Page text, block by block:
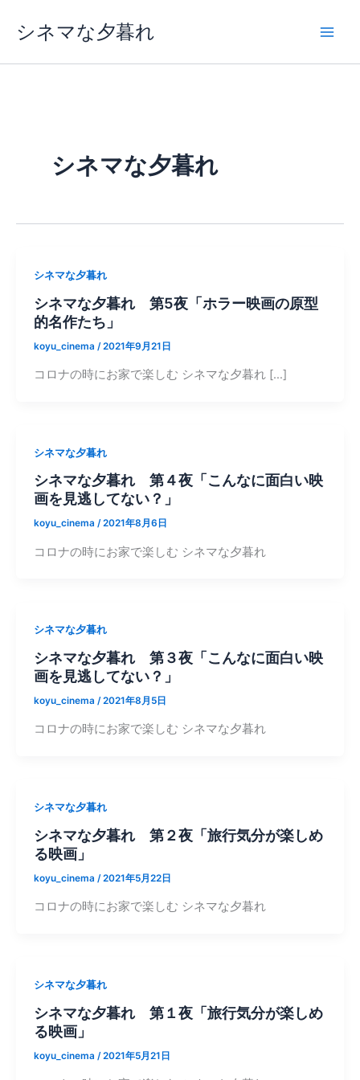
ス
シネマな夕暮れ
シネマな夕暮れ
シネマな夕暮れ
シネマな夕暮れ 第5夜「ホラー映画の原型
的名作たち」
koyu_cinema /2021年9月21日
コロナの時にお家で楽しむ シネマな夕暮れ […]
シネマな夕暮れ
シネマな夕暮れ 第４夜「こんなに面白い映
画を見逃してない？」
koyu_cinema /2021年8月6日
コロナの時にお家で楽しむ シネマな夕暮れ
シネマな夕暮れ
シネマな夕暮れ 第３夜「こんなに面白い映
画を見逃してない？」
koyu_cinema /2021年8月5日
コロナの時にお家で楽しむ シネマな夕暮れ
シネマな夕暮れ
シネマな夕暮れ 第２夜「旅行気分が楽しめ
る映画」
koyu_cinema /2021年5月22日
コロナの時にお家で楽しむ シネマな夕暮れ
シネマな夕暮れ
シネマな夕暮れ 第１夜「旅行気分が楽しめ
る映画」
koyu_cinema /2021年5月21日